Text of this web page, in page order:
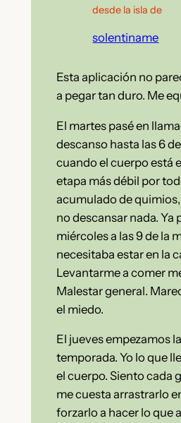
desde la isla de
solentiname
Esta aplicación no
a pegar tan duro. Me
El martes pasé en
descanso hasta las 6
cuando el cuerpo está
etapa más débil por
acumulado de
no descansar nada. Ya
miércoles a las 9 de la
necesitaba estar en la
Levantarme a comer
Malestar general.
el miedo.
El jueves empezamos
temporada. Yo lo que
el cuerpo. Siento cada
me cuesta arrastrarlo
forzarlo a hacer lo que